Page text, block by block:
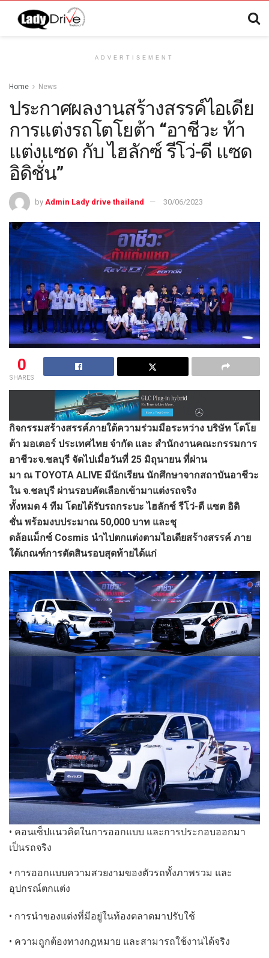
ADVERTISEMENT
Home News
ประกาศผลงานสร้างสรรค์ไอเดีย
การแต่งรถโตโยต้า “อาชีวะ ท้า
แต่งแซด กับ ไฮลักซ์ รีโว่-ดี แซด
อิดิชั่น”
by Admin Lady drive thailand 30/06/2023
0
SHARES
กิจกรรมสร้างสรรค์ภายใต้ความร่วมมือระหว่าง บริษัท โตโย
ต้า มอเตอร์ ประเทศไทย จำกัด และ สำนักงานคณะกรรมการ
อาชีวะจ.ชลบุรี จัดไปเมื่อวันที่ 25 มิถุนายน ที่ผ่าน
มา ณ TOYOTA ALIVE มีนักเรียน นักศึกษาจากสถาบันอาชีวะ
ใน จ.ชลบุรี ผ่านรอบคัดเลือกเข้ามาแต่งรถจริง
ทั้งหมด 4 ทีม โดยได้รับรถกระบะ ไฮลักซ์ รีโว่-ดี แซต อิดิ
ชั่น พร้อมงบประมาณ 50,000 บาท และชุ
ดล้อแม็กซ์ Cosmis นำไปตกแต่งตามไอเดียสร้างสรรค์ ภาย
ใต้เกณฑ์การตัดสินรอบสุดท้ายได้แก่
• คอนเซ็ปแนวคิดในการออกแบบ และการประกอบออกมา
เป็นรถจริง
• การออกแบบความสวยงามของตัวรถทั้งภาพรวม และ
อุปกรณ์ตกแต่ง
• การนำของแต่งที่มีอยู่ในท้องตลาดมาปรับใช้
• ความถูกต้องทางกฎหมาย และสามารถใช้งานได้จริง